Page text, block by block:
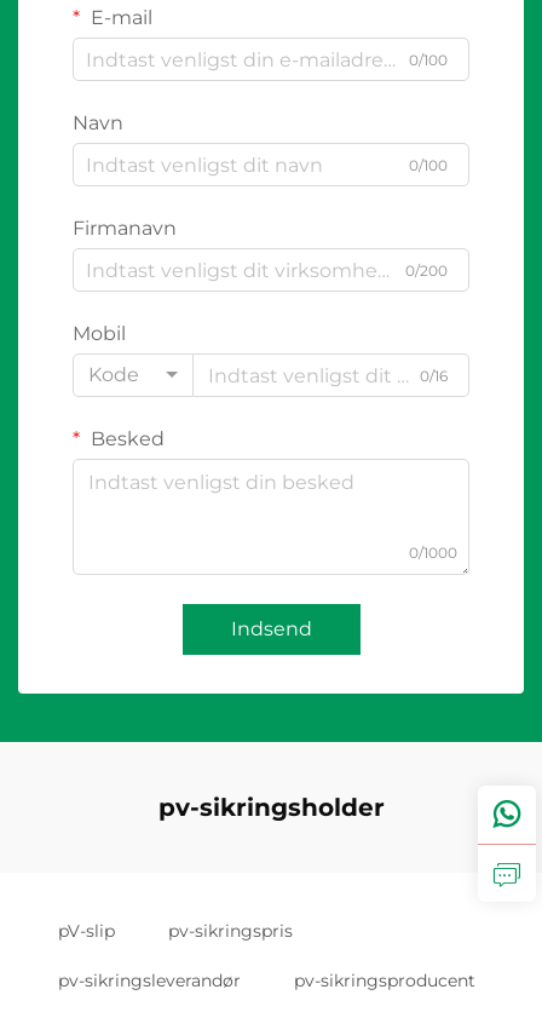
E-mail
0/100
Navn
0/100
Firmanavn
0/200
Mobil
Kode
0/16
Besked
0/1000
Indsend
pv-sikringsholder
pV-slip pv-sikringspris
pv-sikringsleverandør pv-sikringsproducent